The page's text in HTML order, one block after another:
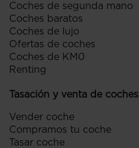
Coches de segunda mano
Coches baratos
Coches de lujo
Ofertas de coches
Coches de KM0
Renting
Tasación y venta de coches
Vender coche
Compramos tu coche
Tasar coche